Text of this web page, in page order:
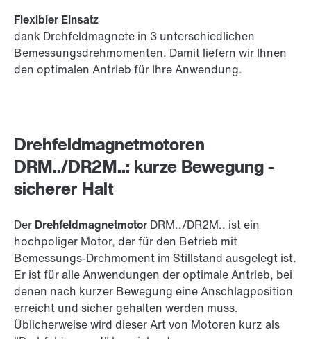
Drehfeldmagnetmotoren
DRM../DR2M..: kurze Bewegung -
sicherer Halt
Der Drehfeldmagnetmotor DRM../DR2M.. ist ein
hochpoliger Motor, der für den Betrieb mit
Bemessungs-Drehmoment im Stillstand ausgelegt ist.
Er ist für alle Anwendungen der optimale Antrieb, bei
denen nach kurzer Bewegung eine Anschlagposition
erreicht und sicher gehalten werden muss.
Üblicherweise wird dieser Art von Motoren kurz als
Flexibler Einsatz
dank Drehfeldmagnete in 3 unterschiedlichen
Bemessungsdrehmomenten. Damit liefern wir Ihnen
den optimalen Antrieb für Ihre Anwendung.